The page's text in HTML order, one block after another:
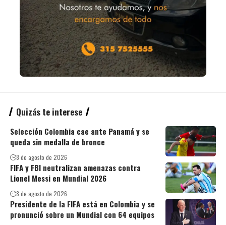
Quizás te interese
Selección Colombia cae ante Panamá y se
queda sin medalla de bronce
8 de agosto de 2026
FIFA y FBI neutralizan amenazas contra
Lionel Messi en Mundial 2026
8 de agosto de 2026
Presidente de la FIFA está en Colombia y se
pronunció sobre un Mundial con 64 equipos